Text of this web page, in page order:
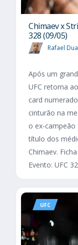
Chimaev x
328 (09/05)
Rafael
Após um
UFC retorna
card
cinturão na
o ex-campeão
título dos
Chimaev.
Evento: UFC
UFC